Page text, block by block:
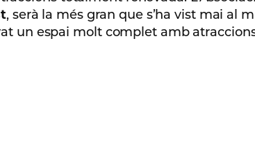
, serà la més gran que s’ha vist mai al
un espai molt complet amb